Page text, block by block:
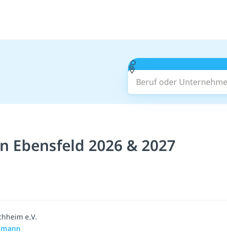
Beruf oder Unternehmen
Ebensfeld 2026 & 2027
e.V.